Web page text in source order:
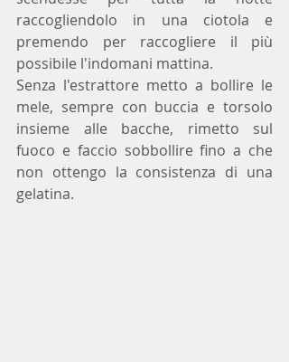
raccogliendolo in una ciotola e
premendo per raccogliere il più
possibile l'indomani mattina.
Senza l'estrattore metto a bollire le
mele, sempre con buccia e torsolo
insieme alle bacche, rimetto sul
fuoco e faccio sobbollire fino a che
non ottengo la consistenza di una
gelatina.